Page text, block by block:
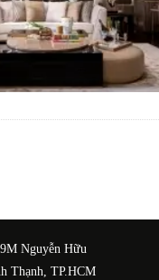
Nguyễn Hữu
Thạnh, TP.HCM